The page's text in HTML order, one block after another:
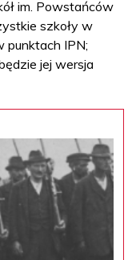
im. Powstańców
szkoły w
punktach IPN;
jej wersja